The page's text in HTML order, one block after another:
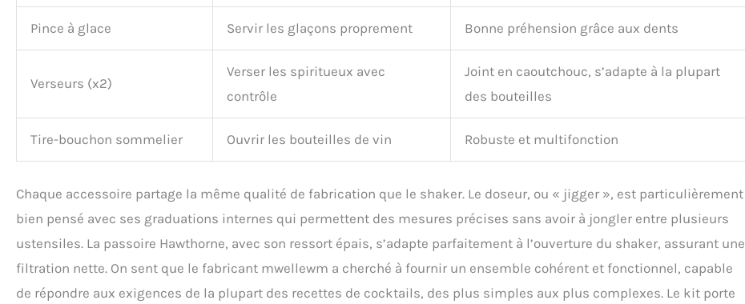
Pince à glace Servir les glaçons proprement Bonne préhension grâce aux dents
Verseurs (x2)
Verser les spiritueux avec
contrôle
Joint en caoutchouc, s’adapte à la plupart
des bouteilles
Tire-bouchon sommelier Ouvrir les bouteilles de vin Robuste et multifonction
Chaque accessoire partage la même qualité de fabrication que le shaker. Le doseur, ou « jigger », est particulièrement
bien pensé avec ses graduations internes qui permettent des mesures précises sans avoir à jongler entre plusieurs
ustensiles. La passoire Hawthorne, avec son ressort épais, s’adapte parfaitement à l’ouverture du shaker, assurant une
filtration nette. On sent que le fabricant mwellewm a cherché à fournir un ensemble cohérent et fonctionnel, capable
de répondre aux exigences de la plupart des recettes de cocktails, des plus simples aux plus complexes. Le kit porte